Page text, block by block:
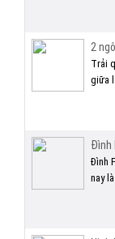
2
Trải
giữa
Đình
Đình
nay